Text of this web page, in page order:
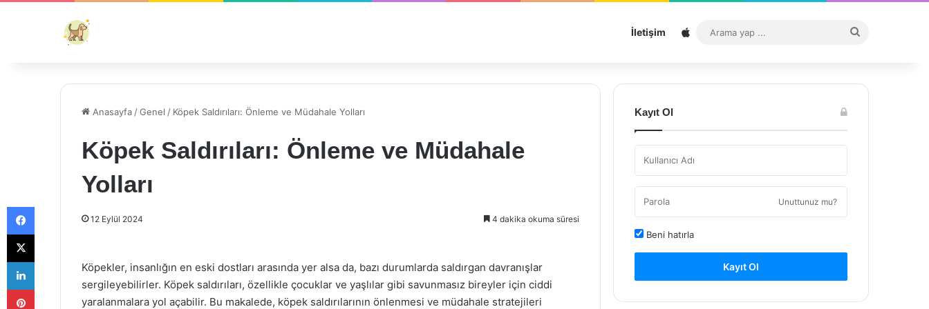
İletişim Sitemap
...
Anasayfa /Genel / Köpek Saldırıları: Önleme ve Müdahale Yolları
Köpek Saldırıları: Önleme ve Müdahale
Yolları
12 Eylül 2024 4 dakika okuma süresi
Köpekler, insanlığın en eski dostları arasında yer alsa da, bazı durumlarda saldırgan davranışlar
sergileyebilirler. Köpek saldırıları, özellikle çocuklar ve yaşlılar gibi savunmasız bireyler için ciddi
yaralanmalara yol açabilir. Bu makalede, köpek saldırılarının önlenmesi ve müdahale stratejileri
Kayıt Ol
Unuttunuz mu?
Beni hatırla
Kayıt Ol
Facebook
X
LinkedIn
Pinterest